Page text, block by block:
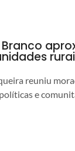
reuniu
e